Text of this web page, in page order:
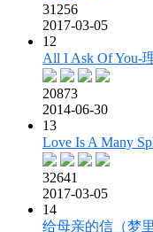
31256
2017-03-05
12
All I Ask Of You-
20873
2014-06-30
13
Love Is A Many
32641
2017-03-05
14
给母亲的信（梦